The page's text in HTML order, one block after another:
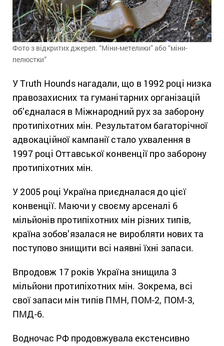
Фото з відкритих джерел. “Міни-метелики” або “міни-
пелюстки”
У Truth Hounds нагадали, що в 1992 році низка
правозахисних та гуманітарних організацій
об’єдналася в Міжнародний рух за заборону
протипіхотних мін. Результатом багаторічної
адвокаційної кампанії стало ухвалення в
1997 році Оттавської конвенції про заборону
протипіхотних мін.
У 2005 році Україна приєдналася до цієї
конвенції. Маючи у своєму арсеналі 6
мільйонів протипіхотних мін різних типів,
країна зобов’язалася не виробляти нових та
поступово знищити всі наявні їхні запаси.
Впродовж 17 років Україна знищила 3
мільйони протипіхотних мін. Зокрема, всі
свої запаси мін типів ПМН, ПОМ-2, ПОМ-3,
ПМД-6.
Водночас РФ продовжувала екстенсивно